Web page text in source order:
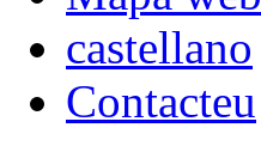
castellano
Contacteu